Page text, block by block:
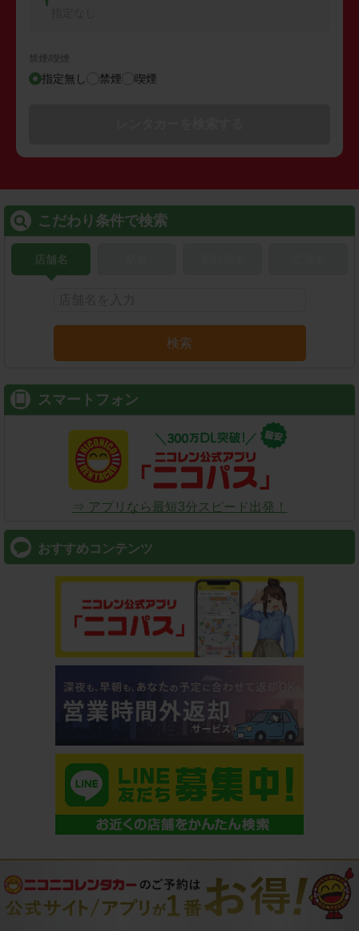
禁煙/喫煙
指定無し 禁煙 喫煙
こだわり条件で検索
店舗名
検索
スマートフォン
⇒ アプリなら最短3分スピード出発！
おすすめコンテンツ